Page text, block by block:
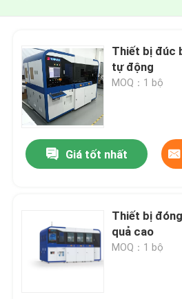
Thiết bị đúc
tự động
MOQ：1 bộ
Giá tốt nhất
Thiết bị
quả cao
MOQ：1 bộ